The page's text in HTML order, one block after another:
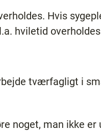
Hvis
hviletid
tværfagligt i
noget, man ikke